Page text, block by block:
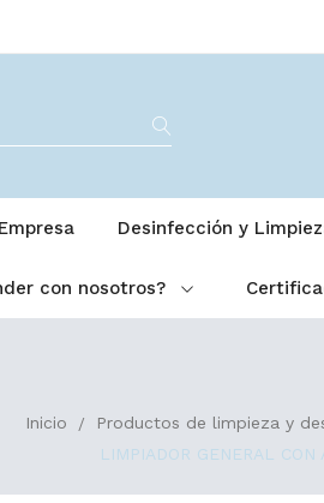
Desinfección y
con nosotros?
Inicio Productos de limpieza y
LIMPIADOR GENERAL